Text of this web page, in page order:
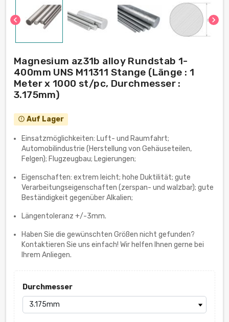
chevron_left chevron_right
Magnesium az31b alloy Rundstab 1-
400mm UNS M11311 Stange (Länge : 1
Meter x 1000 st/pc, Durchmesser :
3.175mm)
error_outline Auf Lager
Einsatzmöglichkeiten: Luft- und Raumfahrt;
Automobilindustrie (Herstellung von Gehäuseteilen,
Felgen); Flugzeugbau; Legierungen;
Eigenschaften: extrem leicht; hohe Duktilität; gute
Verarbeitungseigenschaften (zerspan- und walzbar); gute
Beständigkeit gegenüber Alkalien;
Längentoleranz +/-3mm.
Haben Sie die gewünschten Größen nicht gefunden?
Kontaktieren Sie uns einfach! Wir helfen Ihnen gerne bei
Ihrem Anliegen.
Durchmesser